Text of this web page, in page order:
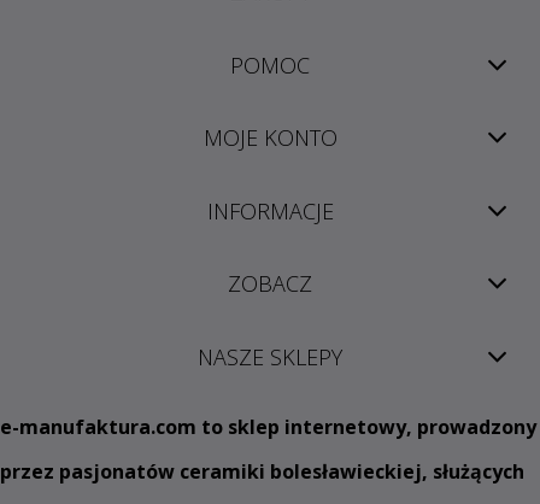
POMOC
MOJE KONTO
INFORMACJE
ZOBACZ
NASZE SKLEPY
e-manufaktura.com to sklep internetowy, prowadzony
przez pasjonatów ceramiki bolesławieckiej, służących